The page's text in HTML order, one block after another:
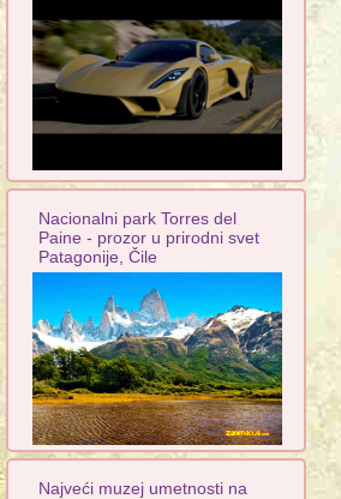
Nacionalni park Torres del
Paine - prozor u prirodni svet
Patagonije, Čile
Najveći muzej umetnosti na